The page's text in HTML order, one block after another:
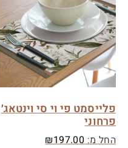
פלייסמט פי וי סי וינטאג׳
פרחוני
החל מ: ₪197.00